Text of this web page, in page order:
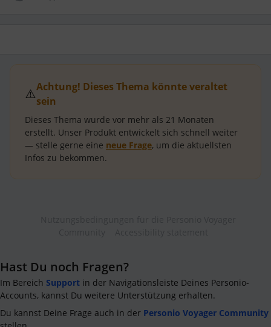
⚠️Achtung! Dieses Thema könnte veraltet
sein
Dieses Thema wurde vor mehr als 21 Monaten
erstellt. Unser Produkt entwickelt sich schnell weiter
— stelle gerne eine neue Frage, um die aktuellsten
Infos zu bekommen.
Hast Du noch Fragen?
Im Bereich Support in der Navigationsleiste Deines Personio-
Accounts, kannst Du weitere Unterstützung erhalten.
Du kannst Deine Frage auch in der Personio Voyager Community